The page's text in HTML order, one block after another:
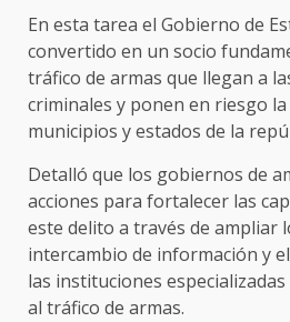
En esta tarea el Gobierno de
convertido en un socio
tráfico de armas que llegan a
criminales y ponen en riesgo la
municipios y estados de la
Detalló que los gobiernos de
acciones para fortalecer las
este delito a través de ampliar
intercambio de información y
las instituciones
al tráfico de armas.